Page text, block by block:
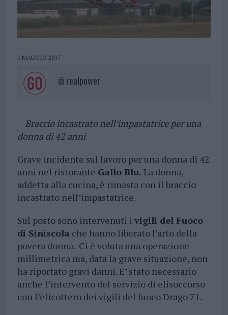
1 MAGGIO 2017
di realpower
Braccio incastrato nell’impastatrice per una
donna di 42 anni
Grave incidente sul lavoro per una donna di 42
anni nel ristorante Gallo Blu. La donna,
addetta alla cucina, è rimasta con il braccio
incastrato nell’impastatrice.
Sul posto sono intervenuti i vigili del Fuoco
di Siniscola che hanno liberato l’arto della
povera donna. Ci è voluta una operazione
millimetrica ma, data la grave situazione, non
ha riportato gravi danni. E’ stato necessario
anche l’intervento del servizio di elisoccorso
con l’elicottero dei vigili del fuoco Drago 71.